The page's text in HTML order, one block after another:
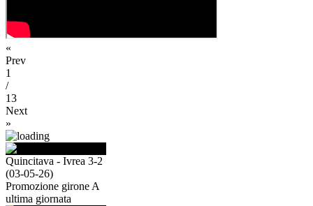
«
Prev
1
/
13
Next
»
Quincitava - Ivrea 3-2
(03-05-26)
Promozione girone A
ultima giornata